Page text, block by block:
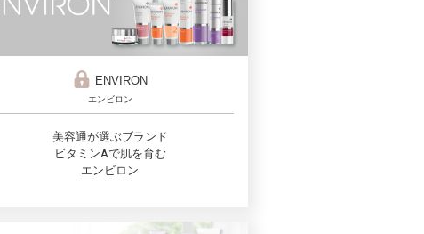
ENVIRON
エンビロン
美容通が選ぶブランド
ビタミンAで肌を育む
エンビロン